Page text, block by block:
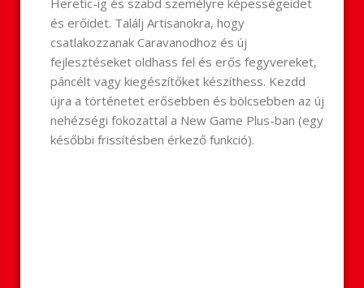
Heretic-ig és szabd személyre képességeidet
és erőidet. Találj Artisanokra, hogy
csatlakozzanak Caravanodhoz és új
fejlesztéseket oldhass fel és erős fegyvereket,
páncélt vagy kiegészítőket készíthess. Kezdd
újra a történetet erősebben és bölcsebben az új
nehézségi fokozattal a New Game Plus-ban (egy
későbbi frissítésben érkező funkció).